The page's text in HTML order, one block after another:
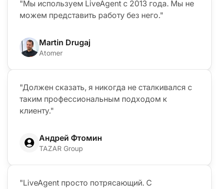
"Мы используем LiveAgent с 2013 года. Мы не
можем представить работу без него."
Martin Drugaj
Atomer
"Должен сказать, я никогда не сталкивался с
таким профессиональным подходом к
клиенту."
Андрей Фтомин
TAZAR Group
"LiveAgent просто потрясающий. С